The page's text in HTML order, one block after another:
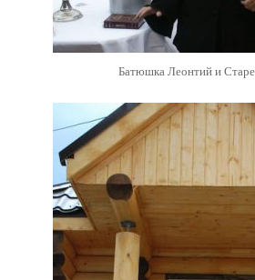
Батюшка Леонтий и